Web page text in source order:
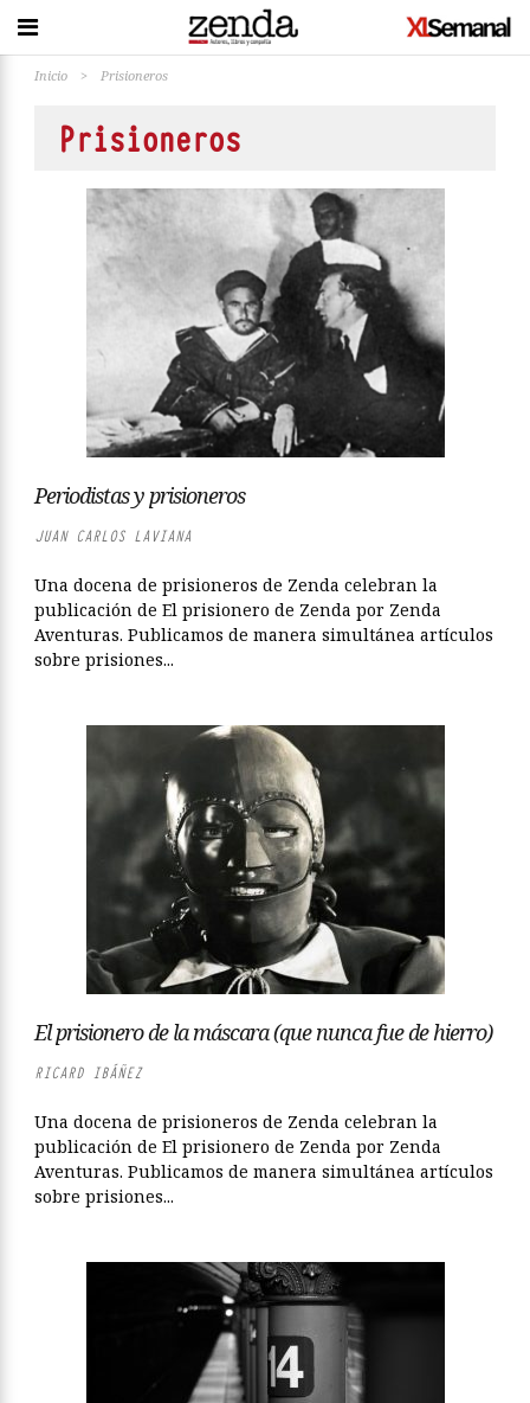
Inicio > Prisioneros
Prisioneros
Periodistas y prisioneros
JUAN CARLOS LAVIANA
Una docena de prisioneros de Zenda celebran la
publicación de El prisionero de Zenda por Zenda
Aventuras. Publicamos de manera simultánea artículos
sobre prisiones...
El prisionero de la máscara (que nunca fue de hierro)
RICARD IBÁÑEZ
Una docena de prisioneros de Zenda celebran la
publicación de El prisionero de Zenda por Zenda
Aventuras. Publicamos de manera simultánea artículos
sobre prisiones...